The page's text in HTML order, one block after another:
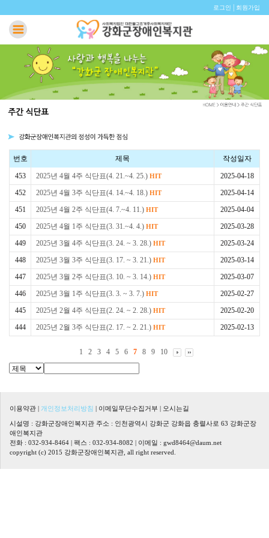
로그인 회원가입
번호 제목 작성일자
453 2025년 4월 4주 식단표(4. 21.~4. 25.) HIT
2025-04-18
452
2025년 4월 3주 식단표(4. 14.~4. 18.) HIT
2025-04-14
451
2025년 4월 2주 식단표(4. 7.~4. 11.) HIT
2025-04-04
450
2025년 4월 1주 식단표(3. 31.~4. 4.) HIT
2025-03-28
449
2025년 3월 4주 식단표(3. 24. ~ 3. 28.) HIT
2025-03-24
448
2025년 3월 3주 식단표(3. 17. ~ 3. 21.) HIT
2025-03-14
447
2025년 3월 2주 식단표(3. 10. ~ 3. 14.) HIT
2025-03-07
446
2025년 3월 1주 식단표(3. 3. ~ 3. 7.) HIT
2025-02-27
445
2025년 2월 4주 식단표(2. 24. ~ 2. 28.) HIT
2025-02-20
444
2025년 2월 3주 식단표(2. 17. ~ 2. 21.) HIT 2025-02-13
1 2 3 4 5 6 7 8 9 10
이용약관 | 개인정보처리방침 | 이메일무단수집거부 | 오시는길
시설명 : 강화군장애인복지관 주소 : 인천광역시 강화군 강화읍 충렬사로 63 강화군장
애인복지관
전화 : 032-934-8464 | 팩스 : 032-934-8082 | 이메일 : gwd8464@daum.net
copyright (c) 2015 강화군장애인복지관, all right reserved.